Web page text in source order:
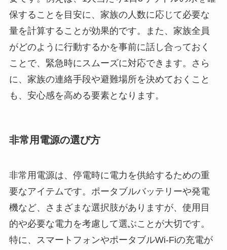
保することを目安に、家族の人数に応じて必要な
量を計算することが効果的です。また、家族全員
がどのように行動するかを事前に話し合っておく
ことで、緊急時にスムーズに対応できます。さら
に、家族の連絡手段や避難場所を決めておくこと
も、安心感を高める要素となります。
非常用電源の選び方
非常用電源は、停電時に電力を供給するための重
要なアイテムです。ポータブルバッテリーや発電
機など、さまざまな選択肢がありますが、使用目
的や必要な電力を考慮して選ぶことが大切です。
特に、スマートフォンやポータブルWi-Fiの充電が